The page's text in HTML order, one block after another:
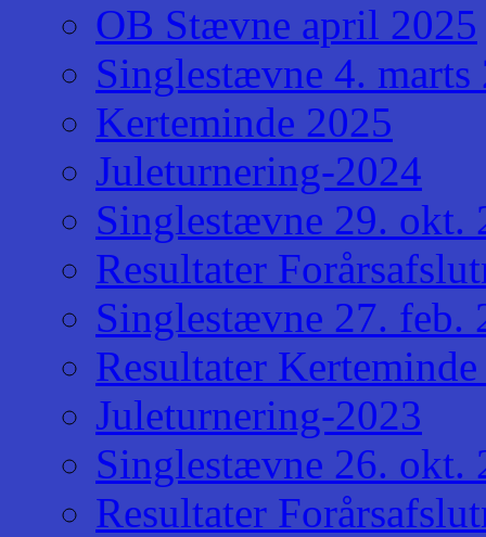
OB Stævne april 2025
Singlestævne 4. marts
Kerteminde 2025
Juleturnering-2024
Singlestævne 29. okt.
Resultater
Singlestævne 27. feb.
Resultater
Juleturnering-2023
Singlestævne 26. okt.
Resultater